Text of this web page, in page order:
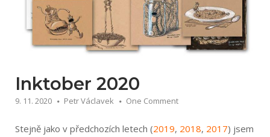
Inktober 2020
9. 11. 2020 Petr Václavek One Comment
Stejně jako v předchozích letech (2019, 2018, 2017) jsem